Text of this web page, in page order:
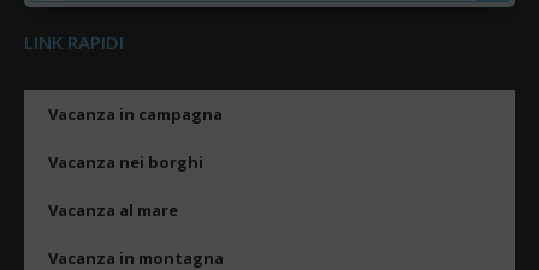
LINK RAPIDI
Vacanza in campagna
Vacanza nei borghi
Vacanza al mare
Vacanza in montagna